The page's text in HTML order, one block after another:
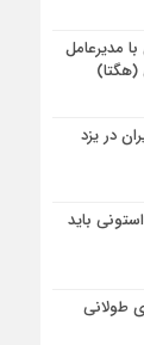
مدیرعامل
(هگتا)
در یزد
باید
طولانی